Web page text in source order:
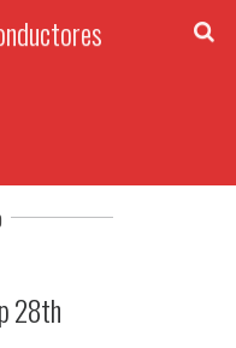
28th